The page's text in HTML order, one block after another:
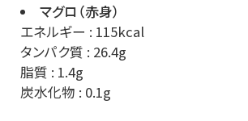
マグロ（赤身）
エネルギー : 115kcal
タンパク質 : 26.4g
脂質 : 1.4g
炭水化物 : 0.1g